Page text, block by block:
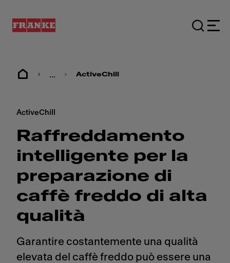
... ActiveChill
ActiveChill
Raffreddamento
intelligente per la
preparazione di
caffè freddo di alta
qualità
Garantire costantemente una qualità
elevata del caffè freddo può essere una